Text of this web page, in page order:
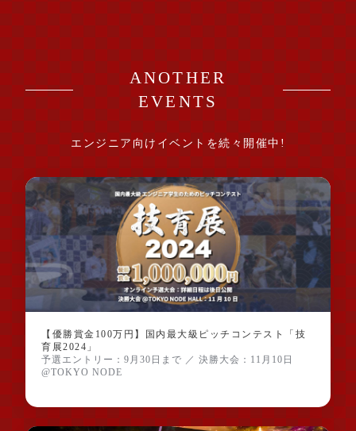
ANOTHER
EVENTS
エンジニア向けイベントを続々開催中!
【優勝賞金100万円】国内最大級ピッチコンテスト「技
育展2024」
予選エントリー：9月30日まで ／ 決勝大会：11月10日
@TOKYO NODE